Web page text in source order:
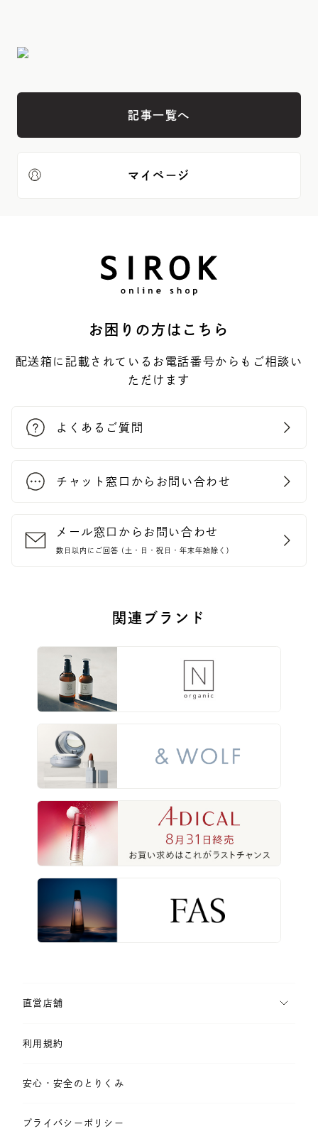
記事一覧へ
マイページ
お困りの方はこちら
配送箱に記載されているお電話番号からもご相談い
ただけます
よくあるご質問
チャット窓口からお問い合わせ
メール窓口からお問い合わせ
数日以内にご回答 (土・日・祝日・年末年始除く)
関連ブランド
直営店舗
利用規約
安心・安全のとりくみ
プライバシーポリシー